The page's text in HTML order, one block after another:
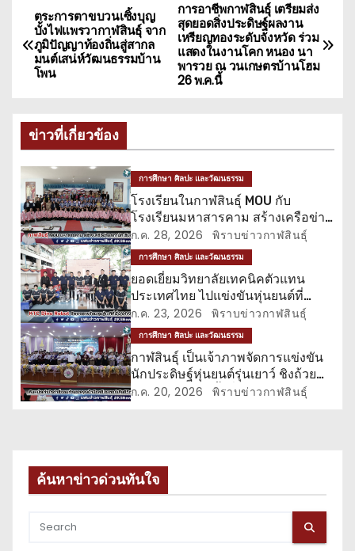
แ
น
แ
น
ว
เ
รื่
อ
ง
การอาชีพกาฬสินธุ์ เตรียมส่ง
สุดยอดสิ่งประดิษฐ์ผลงาน
เหรียญทองระดับจังหวัด ร่วม
แสดงในงานโคก หนอง นา
พารวย ณ วนเกษตรบ้านโฮม
26 พ.ค.นี้
ตระการตาขบวนเซิ้งบุญ
บั้งไฟแพรวากาฬสินธุ์ จาก
ภูมิปัญญาท้องถิ่นสู่สากล
มนต์เสน่ห์วัฒนธรรมบ้าน
โพน
ข่าวที่เกี่ยวข้อง
การศึกษา ศิลปะ และวัฒนธรรม
โรงเรียนในกาฬสินธุ์ MOU กับ
โรงเรียนมหาสารคาม สร้างเครือข่าย
สภานักเรียน
ก.ค. 28, 2026 พิราบข่าวกาฬสินธุ์
การศึกษา ศิลปะ และวัฒนธรรม
ยอดเยี่ยมวิทยาลัยเทคนิคตัวแทน
ประเทศไทย ไปแข่งขันหุ่นยนต์ที่
ฮ่องกง
ก.ค. 23, 2026 พิราบข่าวกาฬสินธุ์
การศึกษา ศิลปะ และวัฒนธรรม
กาฬสินธุ์ เป็นเจ้าภาพจัดการแข่งขัน
นักประดิษฐ์หุ่นยนต์รุ่นเยาว์ ชิงถ้วย
พระราชทาน ครั้งที่ 11
ก.ค. 20, 2026 พิราบข่าวกาฬสินธุ์
ค้นหาข่าวด่วนทันใจ